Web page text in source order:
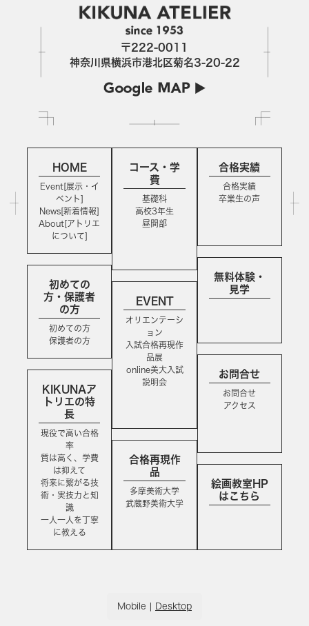
〒222-0011
神奈川県横浜市港北区菊名3-20-22
HOME
Event[展示・イ
ベント]
News[新着情報]
About[アトリエ
について]
初めての
方・保護者
の方
初めての方
保護者の方
KIKUNAア
トリエの特
長
現役で高い合格
率
質は高く、学費
は抑えて
将来に繋がる技
術・実技力と知
識
一人一人を丁寧
に教える
コース・学
費
基礎科
高校3年生
昼間部
EVENT
オリエンテーシ
ョン
入試合格再現作
品展
online美大入試
説明会
合格再現作
品
多摩美術大学
武蔵野美術大学
合格実績
合格実績
卒業生の声
無料体験・
見学
お問合せ
お問合せ
アクセス
絵画教室HP
はこちら
Mobile Desktop